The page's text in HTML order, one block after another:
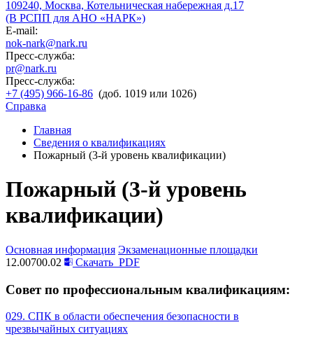
109240, Москва, Котельническая набережная д.17
(В РСПП для АНО «НАРК»)
E-mail:
nok-nark@nark.ru
Пресс-служба:
pr@nark.ru
Пресс-служба:
+7 (495) 966-16-86 (доб. 1019 или 1026)
Справка
Главная
Сведения о квалификациях
Пожарный (3-й уровень квалификации)
Пожарный (3-й уровень
квалификации)
Основная информация Экзаменационные площадки
12.00700.02
Скачать PDF
Совет по профессиональным квалификациям:
029. СПК в области обеспечения безопасности в
чрезвычайных ситуациях